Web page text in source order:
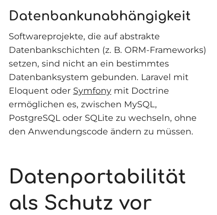
Datenbankunabhängigkeit
Softwareprojekte, die auf abstrakte
Datenbankschichten (z. B. ORM-Frameworks)
setzen, sind nicht an ein bestimmtes
Datenbanksystem gebunden. Laravel mit
Eloquent oder Symfonymit Doctrine
ermöglichen es, zwischen MySQL,
PostgreSQL oder SQLite zu wechseln, ohne
den Anwendungscode ändern zu müssen.
Datenportabilität
als Schutz vor